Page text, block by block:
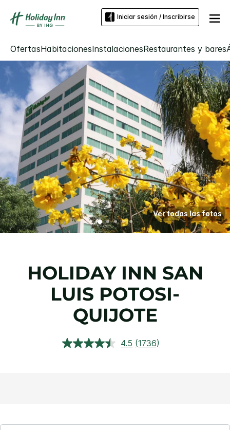
Iniciar sesión / Inscribirse
OfertasHabitacionesInstalacionesRestaurantes y bares
Ver todas las fotos
HOLIDAY INN SAN
LUIS POTOSI-
QUIJOTE
4.5 Lea
(1736)